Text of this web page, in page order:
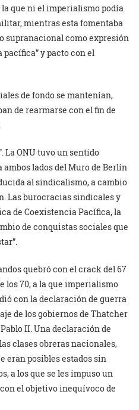
que ni el imperialismo podía
mientras esta fomentaba
supranacional como expresión
y pacto con el
de fondo se mantenían,
de rearmarse con el fin de
La ONU tuvo un sentido
lados del Muro de Berlín
al sindicalismo, a cambio
Las burocracias sindicales y
de Coexistencia Pacífica, la
de conquistas sociales que
quebró con el crack del 67
los 70, a la que imperialismo
con la declaración de guerra
de los gobiernos de Thatcher
II. Una declaración de
clases obreras nacionales,
eran posibles estados sin
a los que se les impuso un
el objetivo inequívoco de